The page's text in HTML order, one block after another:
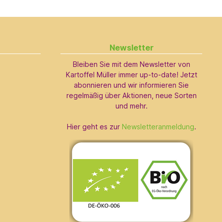
Newsletter
Bleiben Sie mit dem Newsletter von
Kartoffel Müller immer up-to-date! Jetzt
abonnieren und wir informieren Sie
regelmäßig über Aktionen, neue Sorten
und mehr.
Hier geht es zur Newsletteranmeldung.